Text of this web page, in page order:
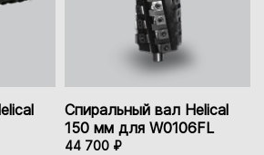
Спиральный вал Helical
150 мм для W0106FL
44 700 ₽